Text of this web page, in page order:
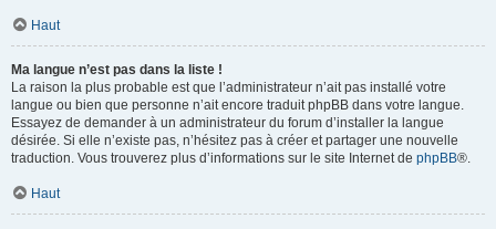
Haut
Ma langue n’est pas dans la liste !
La raison la plus probable est que l’administrateur n’ait pas installé votre
langue ou bien que personne n’ait encore traduit phpBB dans votre langue.
Essayez de demander à un administrateur du forum d’installer la langue
désirée. Si elle n’existe pas, n’hésitez pas à créer et partager une nouvelle
traduction. Vous trouverez plus d’informations sur le site Internet de phpBB®.
Haut